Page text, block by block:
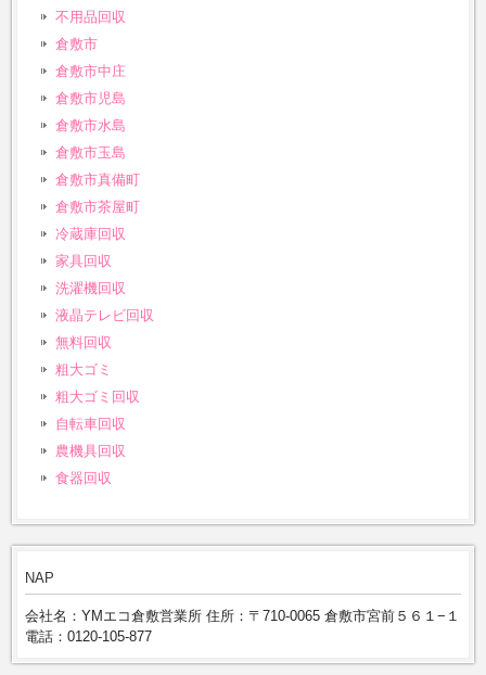
不用品回収
倉敷市
倉敷市中庄
倉敷市児島
倉敷市水島
倉敷市玉島
倉敷市真備町
倉敷市茶屋町
冷蔵庫回収
家具回収
洗濯機回収
液晶テレビ回収
無料回収
粗大ゴミ
粗大ゴミ回収
自転車回収
農機具回収
食器回収
NAP
会社名：YMエコ倉敷営業所 住所：〒710-0065 倉敷市宮前５６１−１
電話：0120-105-877